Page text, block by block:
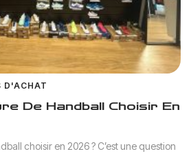
D'ACHAT
De Handball Choisir En
choisir en 2026 ? C’est une question